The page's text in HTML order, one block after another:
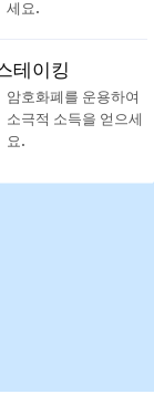
세요.
테이킹
암호화폐를 운용하여
소극적 소득을 얻으세
요.